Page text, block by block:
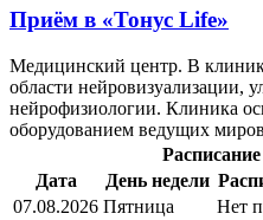
Приём в «Тонус Life»
Медицинский центр. В
области нейровизуализации,
нейрофизиологии. Клиника
оборудованием ведущих
Дата
День недели
07.08.2026 Пятница Нет